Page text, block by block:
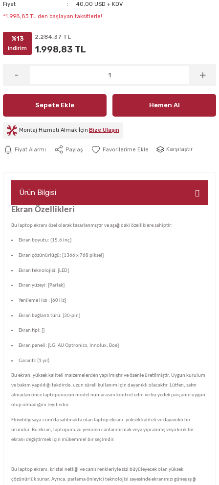
Fiyat
40,00 USD + KDV
*1.998,83 TL den başlayan taksitlerle!
%13
indirim
2.284,37 TL
1.998,83 TL
Sepete Ekle Hemen Al
Montaj Hizmeti Almak İçin Bize Ulaşın
Fiyat Alarmı Paylaş Karşılaştır
Ürün Bilgisi
Ekran Özellikleri
Bu laptop ekranı özel olarak tasarlanmıştır ve aşağıdaki özelliklere sahiptir:
Ekran boyutu: [15.6 inç]
Ekran çözünürlüğü: [1366 x 768 piksel]
Ekran teknolojisi: [LED]
Ekran yüzeyi: [Parlak]
Yenileme Hızı : [60 Hz]
Ekran bağlantı türü: [30-pin]
Ekran tipi: []
Ekran paneli: [LG, AU Optronics, Innolux, Boe]
Garanti: (1 yıl)
Bu ekran, yüksek kaliteli malzemelerden yapılmıştır ve özenle üretilmiştir. Uygun kurulum
ve bakım yapıldığı takdirde, uzun süreli kullanım için dayanıklı olacaktır. Lütfen, satın
almadan önce laptopunuzun model numarasını kontrol edin ve bu yedek parçanın uygun
olup olmadığını teyit edin.
Flowbilgisaya.com'da satılmakta olan laptop ekranı, yüksek kaliteli ve dayanıklı bir
üründür. Bu ekran, laptopunuzu yeniden canlandırmak veya yıpranmış veya kırık bir
ekranı değiştirmek için mükemmel bir seçimdir.
Bu laptop ekranı, kristal netliği ve canlı renkleriyle sizi büyüleyecek olan yüksek
çözünürlük sunar. Ayrıca, parlama önleyici teknolojisi sayesinde ekranınızı güneş ışığı